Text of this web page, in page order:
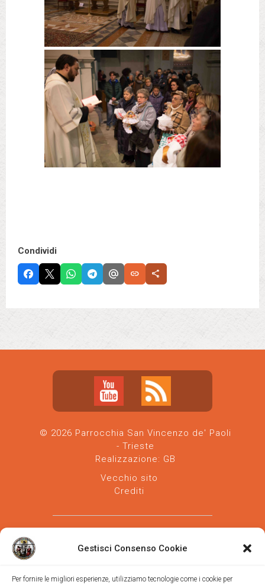
Gestisci Consenso Cookie
Per fornire le migliori esperienze, utilizziamo tecnologie come i cookie per
Condividi
link share
© 2026 Parrocchia San Vincenzo de' Paoli
- Trieste
Realizzazione: GB
Vecchio sito
Crediti